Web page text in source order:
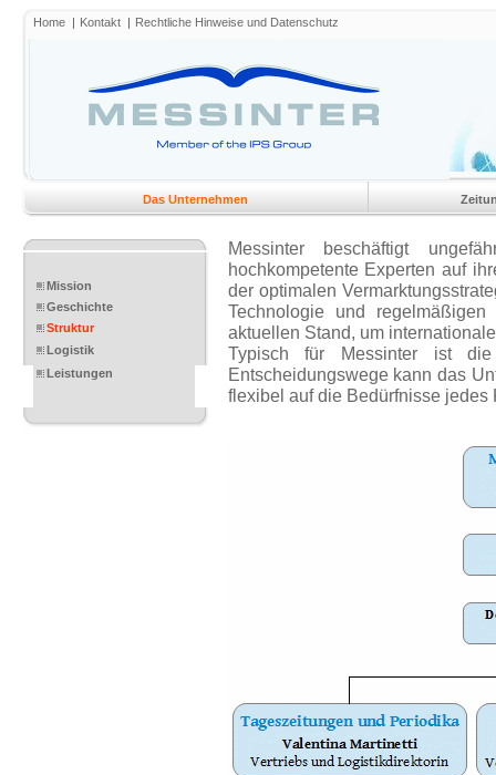
Home Kontakt Rechtliche Hinweise und Datenschutz
Das Unternehmen
Messinter beschäftigt
hochkompetente Experten auf
der optimalen
Technologie und
aktuellen Stand, um
Typisch für Messinter ist
Entscheidungswege kann das
flexibel auf die Bedürfnisse jedes
Mission
Geschichte
Struktur
Logistik
Leistungen